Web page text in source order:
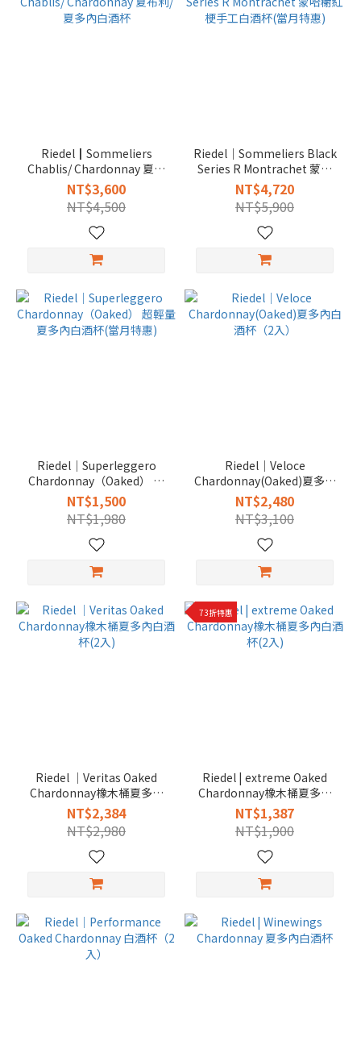
Riedel┃Sommeliers
Chablis/ Chardonnay 夏布
利/夏多內白酒杯
NT$3,600
NT$4,500
Riedel｜Sommeliers Black
Series R Montrachet 蒙哈
榭紅梗手工白酒杯(當月特惠)
NT$4,720
NT$5,900
Riedel｜Superleggero
Chardonnay（Oaked） 超
輕量夏多內白酒杯(當月特惠)
NT$1,500
NT$1,980
Riedel｜Veloce
Chardonnay(Oaked)夏多內
白酒杯（2入）
NT$2,480
NT$3,100
Riedel │Veritas Oaked
Chardonnay橡木桶夏多內
白酒杯(2入)
NT$2,384
NT$2,980
73折特惠
Riedel | extreme Oaked
Chardonnay橡木桶夏多內
白酒杯(2入)
NT$1,387
NT$1,900